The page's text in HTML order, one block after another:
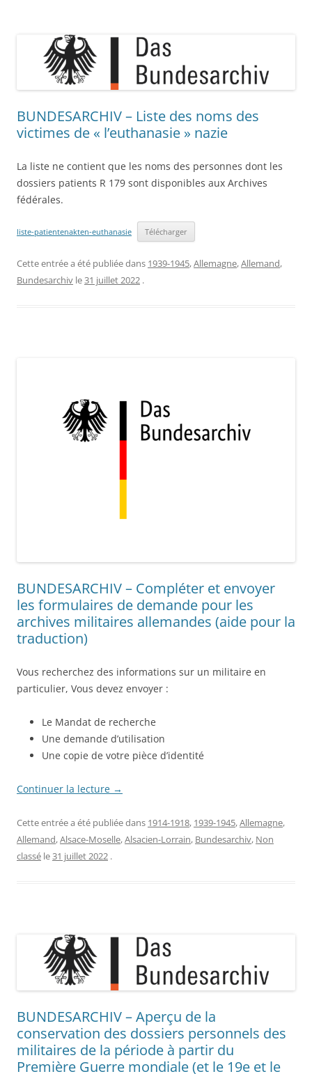
BUNDESARCHIV – Liste des noms des
victimes de « l’euthanasie » nazie
La liste ne contient que les noms des personnes dont les
dossiers patients R 179 sont disponibles aux Archives
fédérales.
liste-patientenakten-euthanasie Télécharger
Cette entrée a été publiée dans 1939-1945,Allemagne,Allemand,
Bundesarchiv le31 juillet 2022 .
BUNDESARCHIV – Compléter et envoyer
les formulaires de demande pour les
archives militaires allemandes (aide pour la
traduction)
Vous recherchez des informations sur un militaire en
particulier, Vous devez envoyer :
Le Mandat de recherche
Une demande d’utilisation
Une copie de votre pièce d’identité
Continuer la lecture →
Cette entrée a été publiée dans 1914-1918, 1939-1945,Allemagne,
Allemand,Alsace-Moselle,Alsacien-Lorrain, Bundesarchiv, Non
classé le31 juillet 2022 .
BUNDESARCHIV – Aperçu de la
conservation des dossiers personnels des
militaires de la période à partir du
Première Guerre mondiale (et le 19e et le